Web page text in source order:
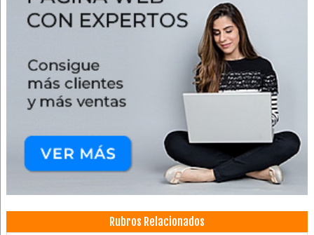
Rubros Relacionados